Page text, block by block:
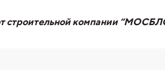
строительной компании